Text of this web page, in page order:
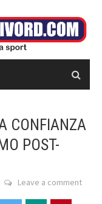
CONFIANZA
POST-
Leave a comment